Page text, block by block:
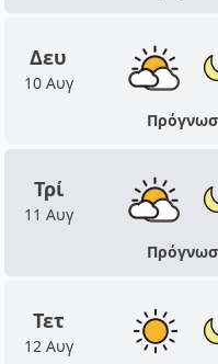
Δευ
10 Αυγ
Τρί
11 Αυγ
Τετ
12 Αυγ